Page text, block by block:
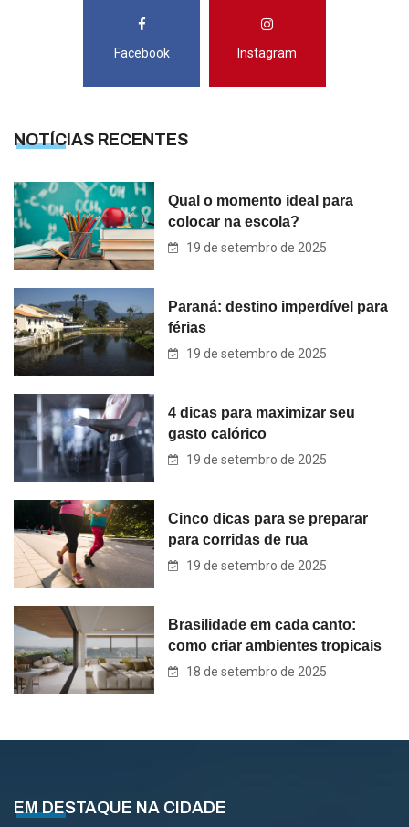
Facebook Instagram
NOTÍCIAS RECENTES
Qual o momento ideal para
colocar na escola?
19 de setembro de 2025
Paraná: destino imperdível para
férias
19 de setembro de 2025
4 dicas para maximizar seu
gasto calórico
19 de setembro de 2025
Cinco dicas para se preparar
para corridas de rua
19 de setembro de 2025
Brasilidade em cada canto:
como criar ambientes tropicais
18 de setembro de 2025
EM DESTAQUE NA CIDADE